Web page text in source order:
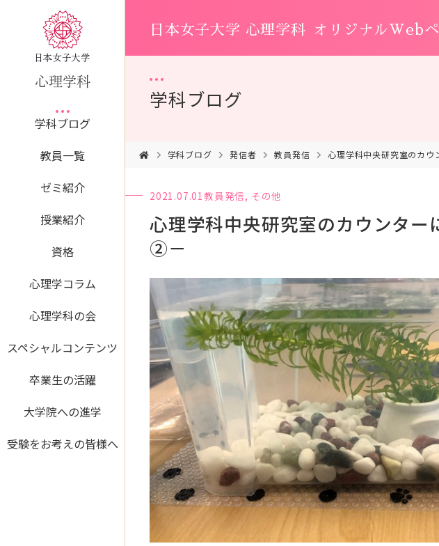
学科ブログ
教員一覧
ゼミ紹介
授業紹介
資格
心理学コラム
心理学科の会
スペシャルコンテンツ
卒業生の活躍
大学院への進学
受験をお考えの皆様へ
日本女子大学 心理学科 オリジナルWeb
学科ブログ
学科ブログ 発信者 教員発信 心理学科中央研究室のカ
2021.07.01 教員発信, その他
心理学科中央研究室のカウンタ
②－